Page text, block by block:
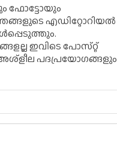
ഫോട്ടോയും
ഞങ്ങളുടെ എഡിറ്റോറിയൽ
ഇവിടെ പോസ്‌റ്റ്
പദപ്രയോഗങ്ങളും